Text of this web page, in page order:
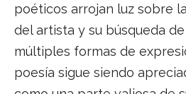
poéticos arrojan luz sobre
del artista y su búsqueda
múltiples formas de
poesía sigue siendo